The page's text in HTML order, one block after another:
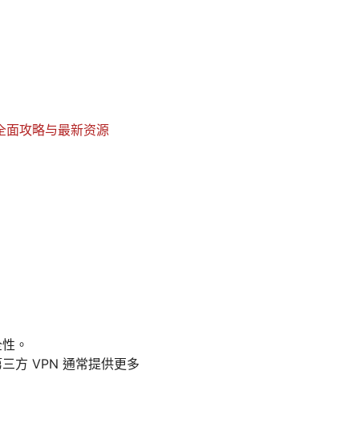
攻略与最新资源
。
方 VPN 通常提供更多